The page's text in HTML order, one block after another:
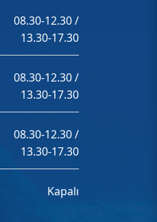
08.30-12.30 /
13.30-17.30
08.30-12.30 /
13.30-17.30
08.30-12.30 /
13.30-17.30
Kapalı